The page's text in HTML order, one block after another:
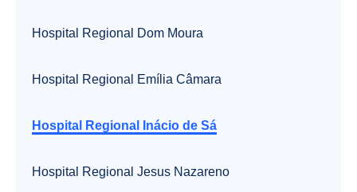
Hospital Regional Dom Moura
Hospital Regional Emília Câmara
Hospital Regional Inácio de Sá
Hospital Regional Jesus Nazareno